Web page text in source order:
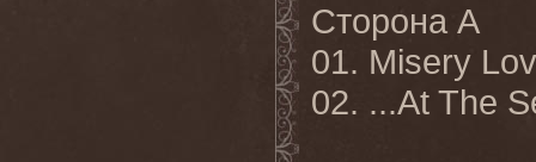
Сторона A
01. Misery
02. ...At The